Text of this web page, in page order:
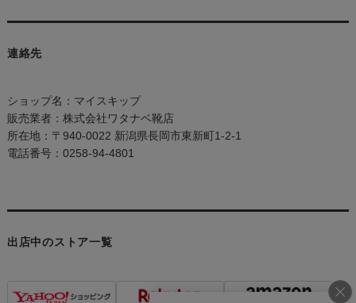
連絡先
ショップ名：マイスキップ
販売業者：株式会社ワタナベ靴店
所在地：〒940-0022 新潟県長岡市東新町1-2-1
電話番号：0258-94-4801
出店中のストア一覧